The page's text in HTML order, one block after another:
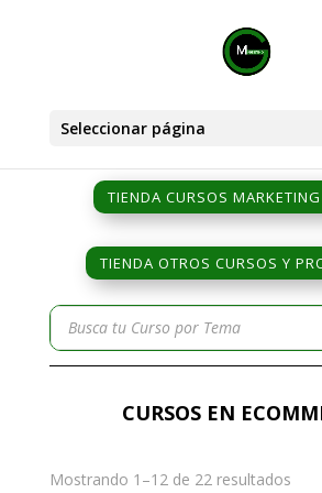
Seleccionar página
TIENDA CURSOS
TIENDA OTROS CURSOS Y
Búsqueda
de
productos
CURSOS EN
Mostrando 1–12 de 22 resultados